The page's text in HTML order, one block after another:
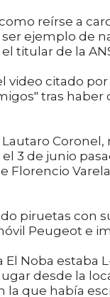
reírse a
ejemplo de
titular de la
video citado
tras haber
Coronel,
3 de junio
Florencio
piruetas con
Peugeot e
Noba estaba
desde la
que había